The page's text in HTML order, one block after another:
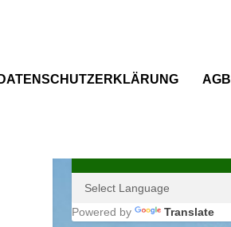
AGB
Powered by Translate